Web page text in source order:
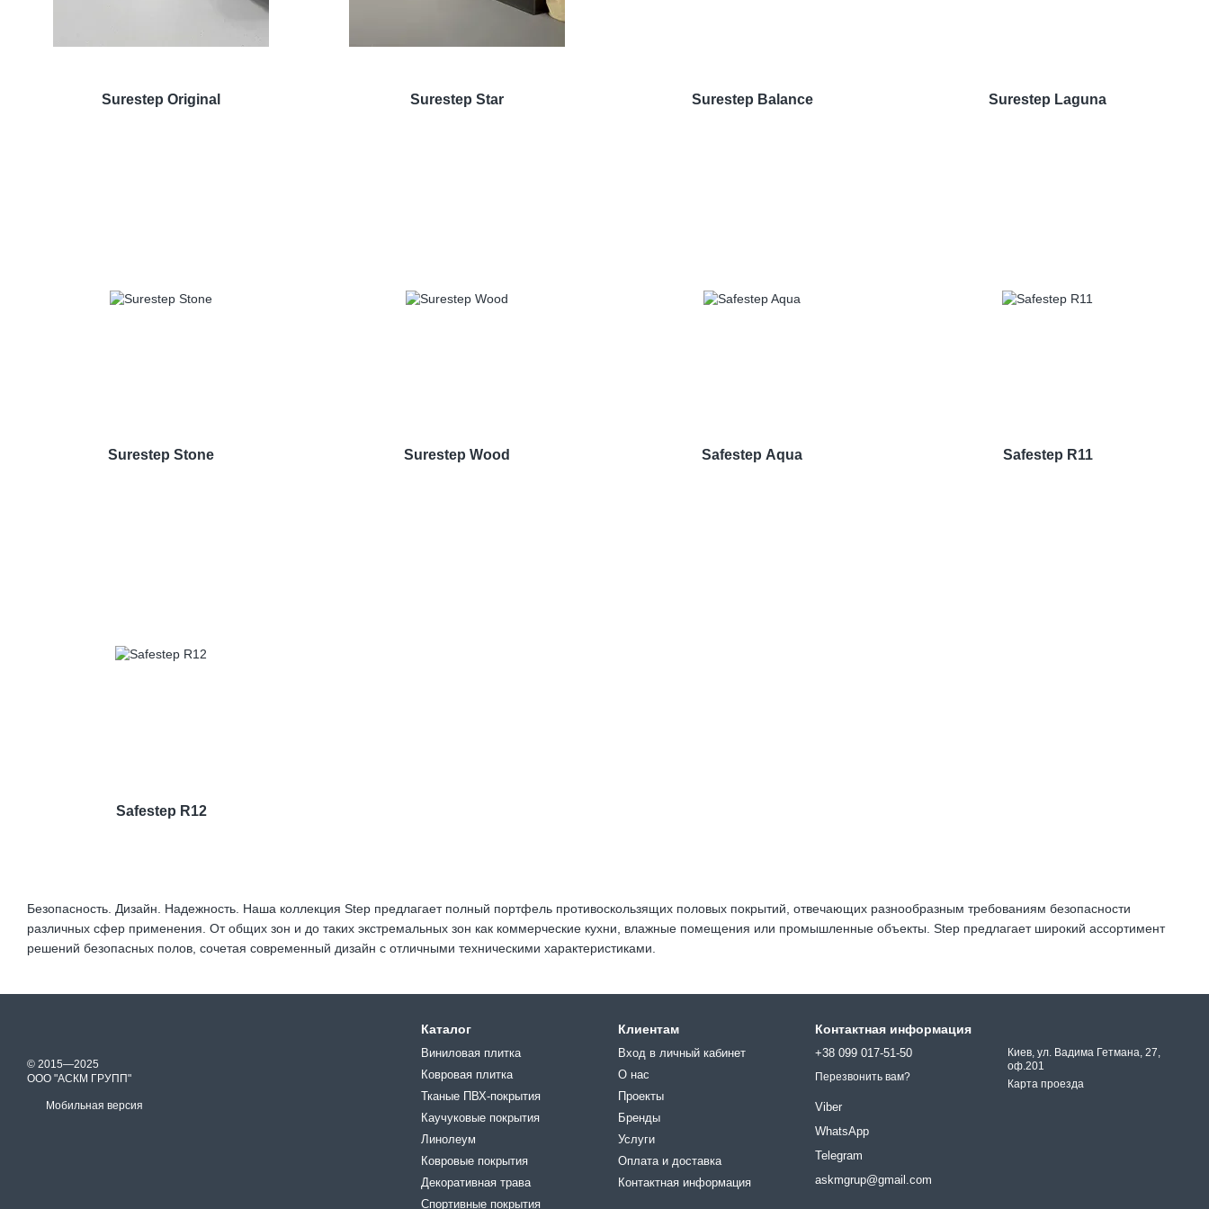
Безопасность. Дизайн. Надежность. Наша коллекция Step предлагает полный портфель противоскользящих половых покрытий, отвечающих разнообразным требованиям безопасности
различных сфер применения. От общих зон и до таких экстремальных зон как коммерческие кухни, влажные помещения или промышленные объекты. Step предлагает широкий ассортимент
решений безопасных полов, сочетая современный дизайн с отличными техническими характеристиками.
Surestep Original Surestep Star Surestep Balance Surestep Laguna
Surestep Stone Surestep Wood Safestep Aqua Safestep R11
Safestep R12
© 2015—2025
ООО "АСКМ ГРУПП"
Мобильная версия
Каталог
Виниловая плитка
Ковровая плитка
Тканые ПВХ-покрытия
Каучуковые покрытия
Линолеум
Ковровые покрытия
Декоративная трава
Спортивные покрытия
Клиентам
Вход в личный кабинет
О нас
Проекты
Бренды
Услуги
Оплата и доставка
Контактная информация
Контактная информация
+38 099 017-51-50
Перезвонить вам?
Viber
WhatsApp
Telegram
askmgrup@gmail.com
Киев, ул. Вадима Гетмана, 27,
оф.201
Карта проезда